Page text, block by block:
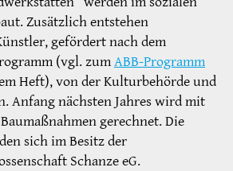
Zusätzlich entstehen
gefördert nach dem
(vgl. zumABB-Programm
Heft), von der Kulturbehörde und
Anfang nächsten Jahres wird mit
gerechnet. Die
sich im Besitz der
Schanze eG.